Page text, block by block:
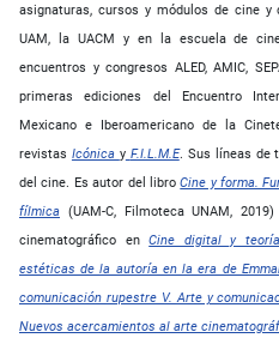
asignaturas, cursos y módulos de cine
UAM, la UACM y en la escuela de
encuentros y congresos ALED, AMIC,
primeras ediciones del Encuentro
Mexicano e Iberoamericano de la
revistas Icónica y F.I.L.M.E. Sus líneas de
del cine. Es autor del libroCine y forma.
fílmica (UAM-C, Filmoteca UNAM,
cinematográfico enCine digital y
estéticas de la autoría en la era de
comunicación rupestre V. Arte y
Nuevos acercamientos al arte